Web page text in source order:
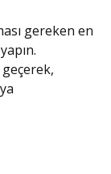
gereken en